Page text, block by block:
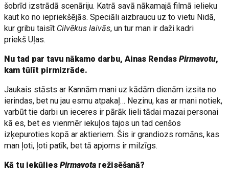
šobrīd izstrādā scenāriju. Katrā savā nākamajā filmā ielieku
kaut ko no iepriekšējās. Speciāli aizbraucu uz to vietu Nidā,
kur gribu taisīt Cilvēkus laivās, un tur man ir daži kadri
priekš Uļas.
Nu tad par tavu nākamo darbu, Ainas RendasPirmavotu,
kam tūlīt pirmizrāde.
Jaukais stāsts ar Kannām mani uz kādām dienām izsita no
ierindas, bet nu jau esmu atpakaļ… Nezinu, kas ar mani notiek,
varbūt tie darbi un ieceres ir pārāk lieli tādai mazai personai
kā es, bet es vienmēr iekuļos tajos un tad cenšos
izķepuroties kopā ar aktieriem. Šis ir grandiozs romāns, kas
man ļoti, ļoti patīk, bet tā apjoms ir milzīgs.
Kā tu iekūliesPirmavota režisēšanā?